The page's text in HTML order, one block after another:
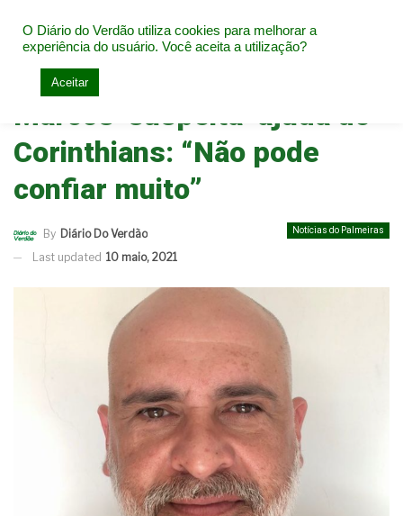
Home Notícias do Palmeiras
Marcos ‘suspeita’ ajuda do
Corinthians: “Não pode
confiar muito”
Notícias do Palmeiras
By Diário Do Verdão
Last updated 10 maio, 2021
O Diário do Verdão utiliza cookies para melhorar a
experiência do usuário. Você aceita a utilização?
Aceitar